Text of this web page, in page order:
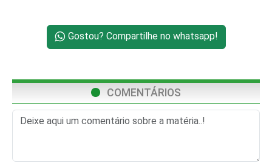
Gostou? Compartilhe no whatsapp!
COMENTÁRIOS